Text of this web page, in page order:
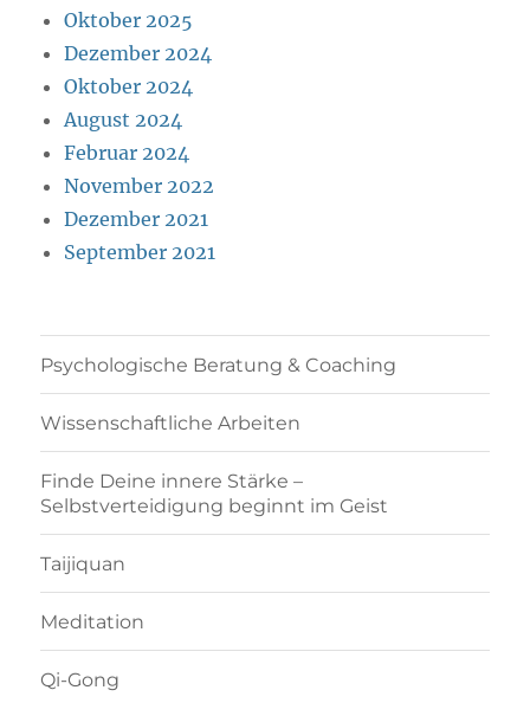
Oktober 2025
Dezember 2024
Oktober 2024
August 2024
Februar 2024
November 2022
Dezember 2021
September 2021
Psychologische Beratung & Coaching
Wissenschaftliche Arbeiten
Finde Deine innere Stärke –
Selbstverteidigung beginnt im Geist
Taijiquan
Meditation
Qi-Gong